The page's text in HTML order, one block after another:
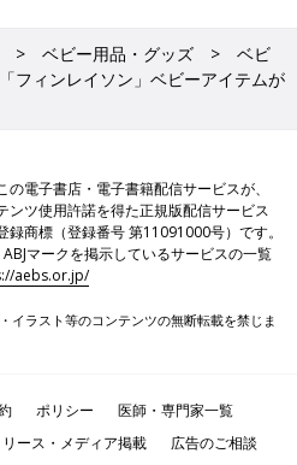
ベビー用品・グッズ
ベビ
フィンレイソン」ベビーアイテムが
の電子書店・電子書籍配信サービスが、
ンツ使用許諾を得た正規版配信サービス
録商標（登録番号 第11091000号）です。
マークを掲示しているサービスの一覧
aebs.or.jp/
イラスト等のコンテンツの無断転載を禁じま
ポリシー
医師・専門家一覧
ース・メディア掲載
広告のご相談